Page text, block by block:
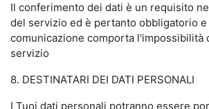
Il conferimento dei dati è un requisito
del servizio ed è pertanto obbligatorio e
comunicazione comporta l'impossibilità
servizio
8. DESTINATARI DEI DATI PERSONALI
I Tuoi dati personali potranno essere